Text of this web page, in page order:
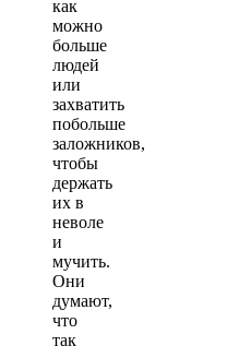
как
можно
больше
людей
или
захватить
побольше
заложников,
чтобы
держать
их в
неволе
и
мучить.
Они
думают,
что
так